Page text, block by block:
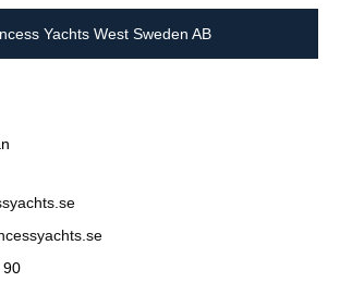
Yachts West Sweden AB
90